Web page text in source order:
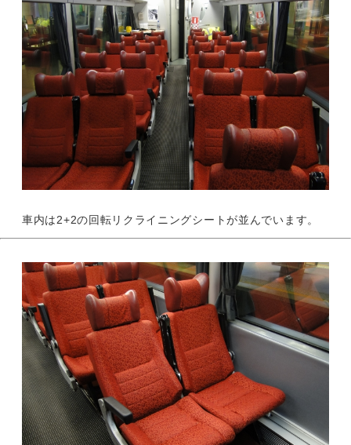
車内は2+2の回転リクライニングシートが並んでいます。